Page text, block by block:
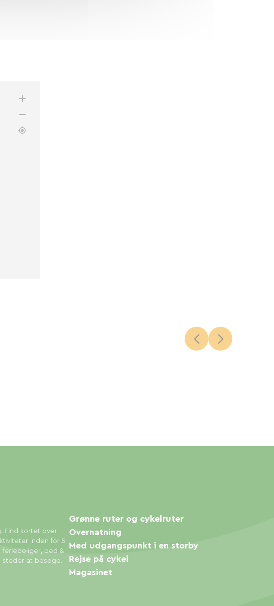
Find kortet over
inden for 5
ferieboliger, bed &
at besøge.
Grønne ruter og cykelruter
Overnatning
Med udgangspunkt i en storby
Rejse på cykel
Magasinet